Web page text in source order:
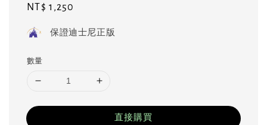
Regular
NT$ 1,250
保證迪士尼正版
數量
直接購買